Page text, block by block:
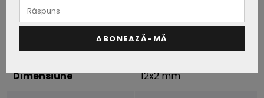
Cicluri on/off
Dimensiune 12x2 mm
ABONEAZĂ-MĂ